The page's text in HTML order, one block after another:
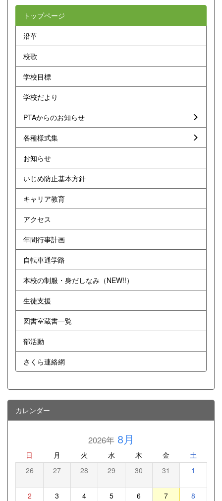
トップページ
沿革
校歌
学校目標
学校だより
PTAからのお知らせ
各種様式集
お知らせ
いじめ防止基本方針
キャリア教育
アクセス
年間行事計画
自転車通学路
本校の制服・身だしなみ（NEW!!）
生徒支援
図書室蔵書一覧
部活動
さくら連絡網
カレンダー
2026年8月
日 月 火 水 木 金 土
26 27 28 29 30 31 1
2 3 4 5 6 7 8